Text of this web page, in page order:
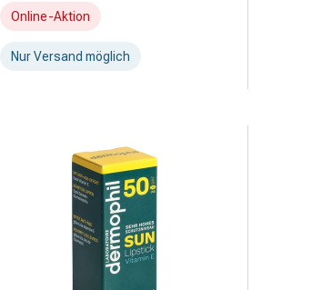
Online-Aktion
Nur Versand möglich